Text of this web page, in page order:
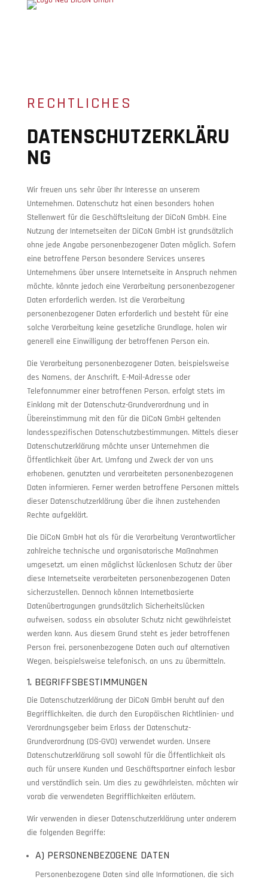
RECHTLICHES
DATENSCHUTZERKLÄRU
NG
Wir freuen uns sehr über Ihr Interesse an unserem
Unternehmen. Datenschutz hat einen besonders hohen
Stellenwert für die Geschäftsleitung der DiCoN GmbH. Eine
Nutzung der Internetseiten der DiCoN GmbH ist grundsätzlich
ohne jede Angabe personenbezogener Daten möglich. Sofern
eine betroffene Person besondere Services unseres
Unternehmens über unsere Internetseite in Anspruch nehmen
möchte, könnte jedoch eine Verarbeitung personenbezogener
Daten erforderlich werden. Ist die Verarbeitung
personenbezogener Daten erforderlich und besteht für eine
solche Verarbeitung keine gesetzliche Grundlage, holen wir
generell eine Einwilligung der betroffenen Person ein.
Die Verarbeitung personenbezogener Daten, beispielsweise
des Namens, der Anschrift, E-Mail-Adresse oder
Telefonnummer einer betroffenen Person, erfolgt stets im
Einklang mit der Datenschutz-Grundverordnung und in
Übereinstimmung mit den für die DiCoN GmbH geltenden
landesspezifischen Datenschutzbestimmungen. Mittels dieser
Datenschutzerklärung möchte unser Unternehmen die
Öffentlichkeit über Art, Umfang und Zweck der von uns
erhobenen, genutzten und verarbeiteten personenbezogenen
Daten informieren. Ferner werden betroffene Personen mittels
dieser Datenschutzerklärung über die ihnen zustehenden
Rechte aufgeklärt.
Die DiCoN GmbH hat als für die Verarbeitung Verantwortlicher
zahlreiche technische und organisatorische Maßnahmen
umgesetzt, um einen möglichst lückenlosen Schutz der über
diese Internetseite verarbeiteten personenbezogenen Daten
sicherzustellen. Dennoch können Internetbasierte
Datenübertragungen grundsätzlich Sicherheitslücken
aufweisen, sodass ein absoluter Schutz nicht gewährleistet
werden kann. Aus diesem Grund steht es jeder betroffenen
Person frei, personenbezogene Daten auch auf alternativen
Wegen, beispielsweise telefonisch, an uns zu übermitteln.
1. BEGRIFFSBESTIMMUNGEN
Die Datenschutzerklärung der DiCoN GmbH beruht auf den
Begrifflichkeiten, die durch den Europäischen Richtlinien- und
Verordnungsgeber beim Erlass der Datenschutz-
Grundverordnung (DS-GVO) verwendet wurden. Unsere
Datenschutzerklärung soll sowohl für die Öffentlichkeit als
auch für unsere Kunden und Geschäftspartner einfach lesbar
und verständlich sein. Um dies zu gewährleisten, möchten wir
vorab die verwendeten Begrifflichkeiten erläutern.
Wir verwenden in dieser Datenschutzerklärung unter anderem
die folgenden Begriffe:
A) PERSONENBEZOGENE DATEN
Personenbezogene Daten sind alle Informationen, die sich